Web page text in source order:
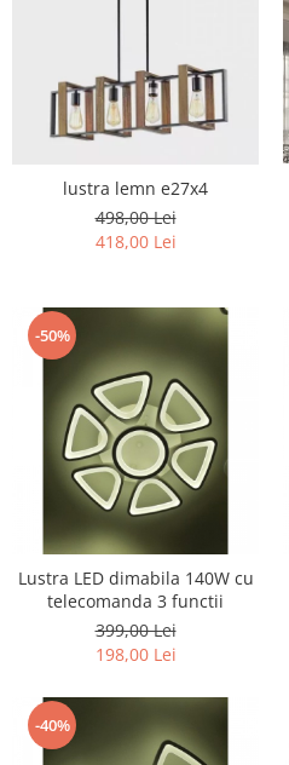
lustra lemn e27x4
498,00 Lei
418,00 Lei
-50%
Lustra LED dimabila 140W cu
telecomanda 3 functii
399,00 Lei
198,00 Lei
-40%